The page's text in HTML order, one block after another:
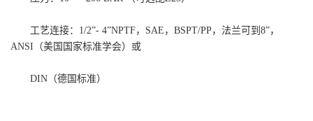
工艺连接：1/2”- 4”NPTF，SAE，BSPT/PP，法兰可到8”，
ANSI（美国国家标准学会）或
DIN（德国标准）